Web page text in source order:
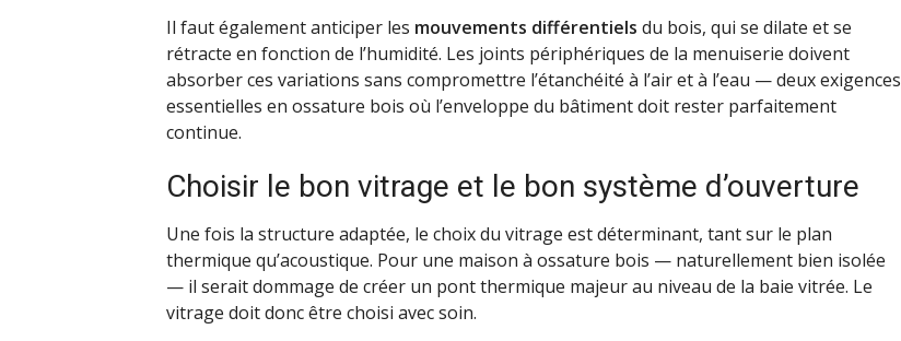
Il faut également anticiper les mouvements différentiels du bois, qui se dilate et se
rétracte en fonction de l’humidité. Les joints périphériques de la menuiserie doivent
absorber ces variations sans compromettre l’étanchéité à l’air et à l’eau — deux exigences
essentielles en ossature bois où l’enveloppe du bâtiment doit rester parfaitement
continue.
Choisir le bon vitrage et le bon système d’ouverture
Une fois la structure adaptée, le choix du vitrage est déterminant, tant sur le plan
thermique qu’acoustique. Pour une maison à ossature bois — naturellement bien isolée
— il serait dommage de créer un pont thermique majeur au niveau de la baie vitrée. Le
vitrage doit donc être choisi avec soin.